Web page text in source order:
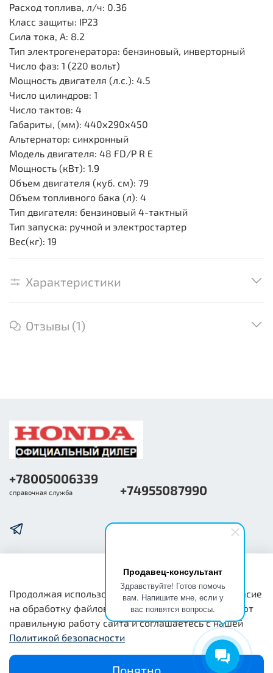
Продавец-консультант
Здравствуйте! Готов помочь
вам. Напишите мне, если у
вас появятся вопросы.
Расход топлива, л/ч: 0.36
Класс защиты: IP23
Сила тока, А: 8.2
Тип электрогенератора: бензиновый, инверторный
Число фаз: 1 (220 вольт)
Мощность двигателя (л.с.): 4.5
Число цилиндров: 1
Число тактов: 4
Габариты, (мм): 440х290х450
Альтернатор: синхронный
Модель двигателя: 48 FD/P R E
Мощность (кВт): 1.9
Объем двигателя (куб. см): 79
Объем топливного бака (л): 4
Тип двигателя: бензиновый 4-тактный
Тип запуска: ручной и электростартер
Вес(кг): 19
Характеристики
Отзывы (1)
Общая информация
Юридическая информация
+78005006339
справочная служба +74955087990
Продолжая использовать наш сайт, вы даете согласие
на обработку файлов cookie, которые обеспечивают
правильную работу сайта и соглашаетесь с нашей
Политикой безопасности
Понятно